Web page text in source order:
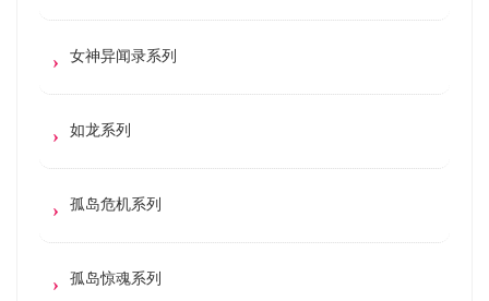
女神异闻录系列
如龙系列
孤岛危机系列
孤岛惊魂系列